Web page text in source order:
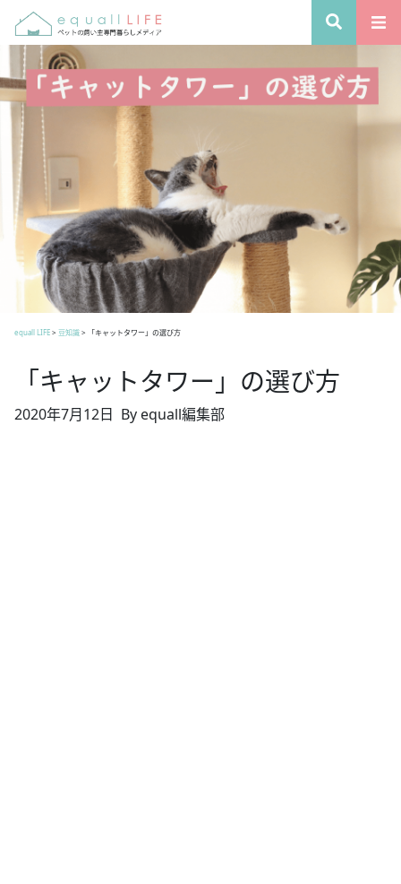
equall LIFE> 豆知識> 「キャットタワー」の選び方
「キャットタワー」の選び方
2020年7月12日 By equall編集部